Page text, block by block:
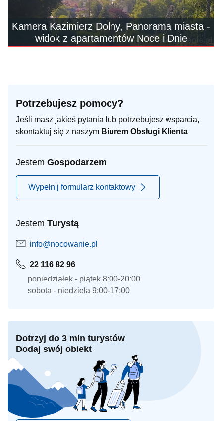
Kamera Kazimierz Dolny, Panorama miasta -
widok z apartamentów Noce i Dnie
Potrzebujesz pomocy?
Jeśli masz jakieś pytania lub potrzebujesz wsparcia,
skontaktuj się z naszym Biurem Obsługi Klienta
Jestem Gospodarzem
Wypełnij formularz kontaktowy
Jestem Turystą
info@nocowanie.pl
22 116 82 96
poniedziałek - piątek 8:00-20:00
sobota - niedziela 9:00-17:00
Dotrzyj do 3 mln turystów
Dodaj swój obiekt